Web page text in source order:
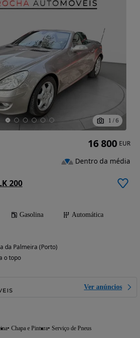
1 / 6
200
Gasolina
Automática
da Palmeira (Porto)
o topo
Ver anúncios
Chapa e Pintura Serviço de Pneus
16 800 EUR
Dentro da média